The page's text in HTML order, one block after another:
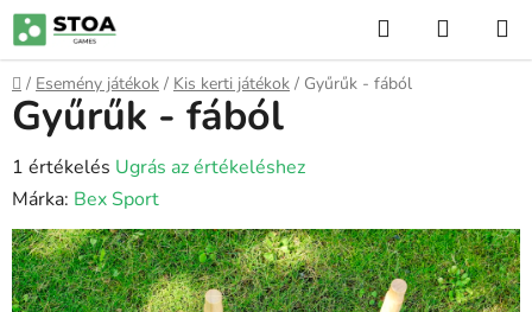
Ugrás
fő
tartalomhoz
KeresésKOSÁR
Kezdőlap
/ Esemény játékok / Kis kerti játékok / Gyűrűk - fából
Gyűrűk - fából
A
termék
átlagos
értékelése
5-
1 értékelés Ugrás az értékeléshez
Márka: Bex Sport